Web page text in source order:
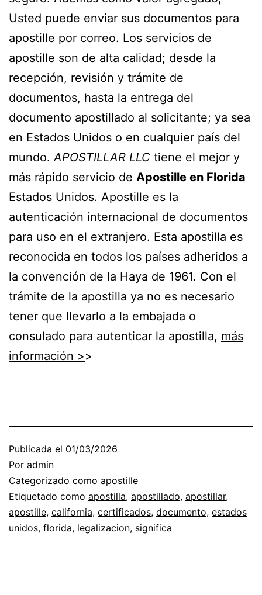
Usted puede enviar sus documentos para
apostille por correo. Los servicios de
apostille son de alta calidad; desde la
recepción, revisión y trámite de
documentos, hasta la entrega del
documento apostillado al solicitante; ya sea
en Estados Unidos o en cualquier país del
mundo. APOSTILLAR LLC tiene el mejor y
más rápido servicio de Apostille en Florida
Estados Unidos. Apostille es la
autenticación internacional de documentos
para uso en el extranjero. Esta apostilla es
reconocida en todos los países adheridos a
la convención de la Haya de 1961. Con el
trámite de la apostilla ya no es necesario
tener que llevarlo a la embajada o
consulado para autenticar la apostilla, más
información >>
Publicada el 01/03/2026
Por admin
Categorizado como apostille
Etiquetado como apostilla, apostillado, apostillar,
apostille, california, certificados, documento, estados
unidos, florida, legalizacion, significa